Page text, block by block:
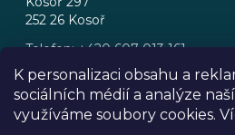
K personalizaci obsahu a
sociálních médií a analýze
využíváme soubory cookies.
252 26 Kosoř
Telefon: +420 607 013 161
Email: eno@eno.cz
IG